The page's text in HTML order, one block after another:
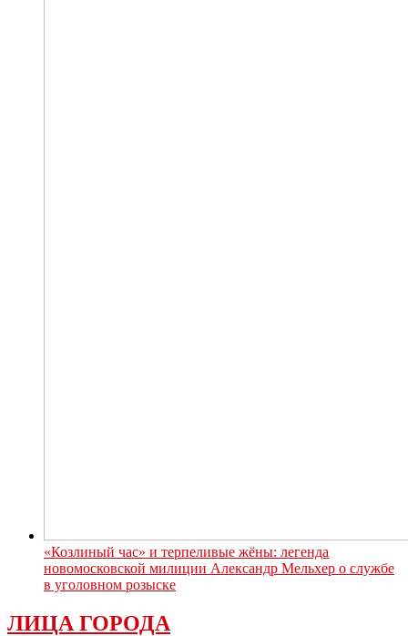
«Козлиный час» и терпеливые жёны: легенда
новомосковской милиции Александр Мельхер о службе
в уголовном розыске
ЛИЦА ГОРОДА